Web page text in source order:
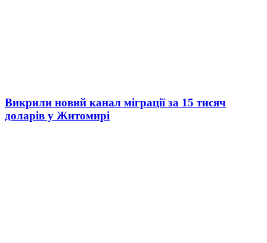
Викрили новий канал міграції за 15 тисяч
доларів у Житомирі